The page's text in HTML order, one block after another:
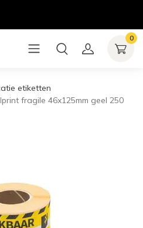
0
etiketten
fragile 46x125mm geel 250